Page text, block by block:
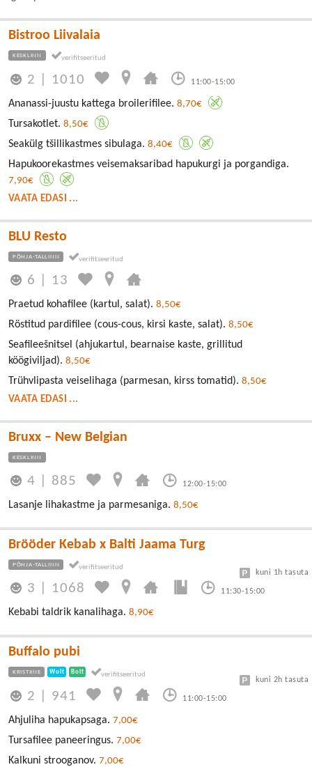
Bistroo Liivalaia
KESKLINN
2 1010 11:00-15:00
Ananassi-juustu kattega broilerifilee. 8,70€
Tursakotlet. 8,50€
Seakülg tšillikastmes sibulaga. 8,40€
Hapukoorekastmes veisemaksaribad hapukurgi ja porgandiga.
7,90€
VAATA EDASI ...
BLU Resto
PÕHJA-TALLINN
6 13
Praetud kohafilee (kartul, salat). 8,50€
Röstitud pardifilee (cous-cous, kirsi kaste, salat). 8,50€
Seafileešnitsel (ahjukartul, bearnaise kaste, grillitud
köögiviljad). 8,50€
Trühvlipasta veiselihaga (parmesan, kirss tomatid). 8,50€
VAATA EDASI ...
Bruxx – New Belgian
KESKLINN
4 885 12:00-15:00
Lasanje lihakastme ja parmesaniga. 8,50€
Brööder Kebab x Balti Jaama Turg
PÕHJA-TALLINN
3 1068 11:30-15:00
kuni 1h tasuta
Kebabi taldrik kanalihaga. 8,90€
Buffalo pubi
KRISTIINE Wolt Bolt
2 941 11:00-15:00
kuni 2h tasuta
Ahjuliha hapukapsaga. 7,00€
Tursafilee paneeringus. 7,00€
Kalkuni strooganov. 7,00€